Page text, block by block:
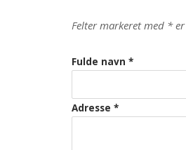
Felter markeret med *
Fulde navn *
Adresse *